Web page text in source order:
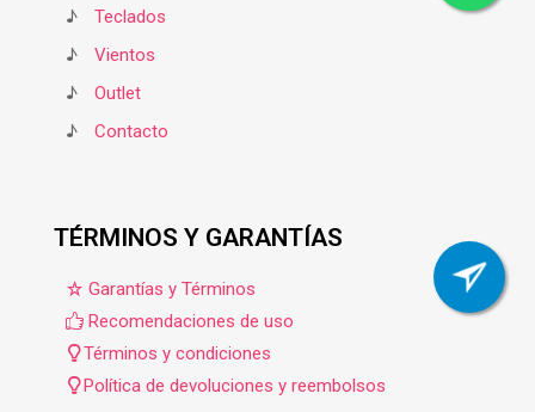
♪
Teclados
♪
Vientos
♪
Outlet
♪
Contacto
TÉRMINOS Y GARANTÍAS
Garantías y Términos
Recomendaciones de uso
Términos y condiciones
Política de devoluciones y reembolsos